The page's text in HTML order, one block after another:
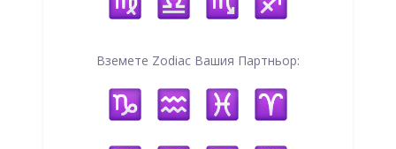
Вземете Zodiac Вашия Партньор: